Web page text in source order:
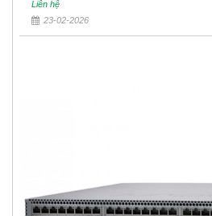
EX4400
Liên hệ
23-02-2026